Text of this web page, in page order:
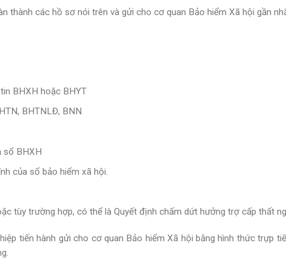
thành các hồ sơ nói trên và gửi cho cơ quan Bảo hiểm Xã hội gần
BHXH hoặc BHYT
BHTNLĐ, BNN
sổ BHXH
của sổ bảo hiểm xã hội.
tùy trường hợp, có thể là Quyết định chấm dứt hưởng trợ cấp thất
tiến hành gửi cho cơ quan Bảo hiểm Xã hội bằng hình thức trựp